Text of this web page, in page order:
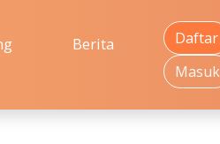
Berita
Daftar
Masuk